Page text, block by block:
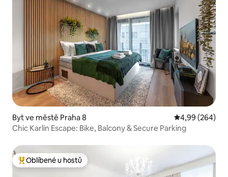
Byt ve městě Praha 8 Průměrné
4,99 (264)
Chic Karlín Escape: Bike, Balcony & Secure Parking
Nejlepší v kategorii Oblíbené u hostů
Oblíbené u hostů